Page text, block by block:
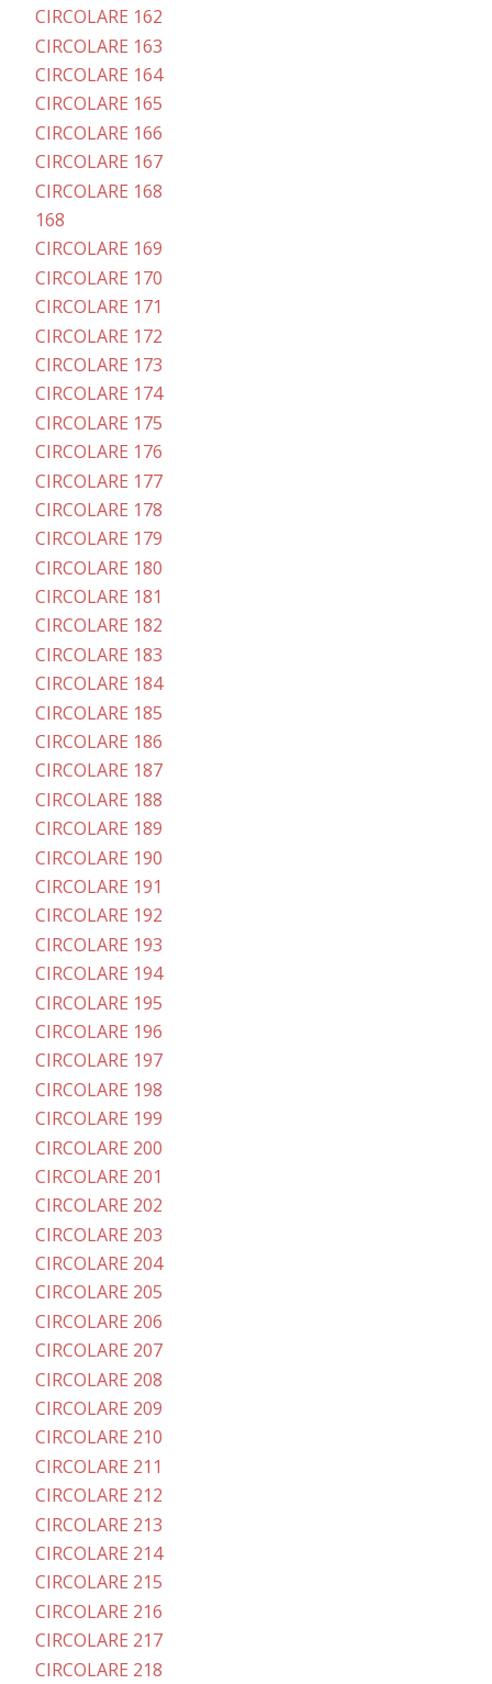
CIRCOLARE 162
CIRCOLARE 163
CIRCOLARE 164
CIRCOLARE 165
CIRCOLARE 166
CIRCOLARE 167
CIRCOLARE 168
168
CIRCOLARE 169
CIRCOLARE 170
CIRCOLARE 171
CIRCOLARE 172
CIRCOLARE 173
CIRCOLARE 174
CIRCOLARE 175
CIRCOLARE 176
CIRCOLARE 177
CIRCOLARE 178
CIRCOLARE 179
CIRCOLARE 180
CIRCOLARE 181
CIRCOLARE 182
CIRCOLARE 183
CIRCOLARE 184
CIRCOLARE 185
CIRCOLARE 186
CIRCOLARE 187
CIRCOLARE 188
CIRCOLARE 189
CIRCOLARE 190
CIRCOLARE 191
CIRCOLARE 192
CIRCOLARE 193
CIRCOLARE 194
CIRCOLARE 195
CIRCOLARE 196
CIRCOLARE 197
CIRCOLARE 198
CIRCOLARE 199
CIRCOLARE 200
CIRCOLARE 201
CIRCOLARE 202
CIRCOLARE 203
CIRCOLARE 204
CIRCOLARE 205
CIRCOLARE 206
CIRCOLARE 207
CIRCOLARE 208
CIRCOLARE 209
CIRCOLARE 210
CIRCOLARE 211
CIRCOLARE 212
CIRCOLARE 213
CIRCOLARE 214
CIRCOLARE 215
CIRCOLARE 216
CIRCOLARE 217
CIRCOLARE 218